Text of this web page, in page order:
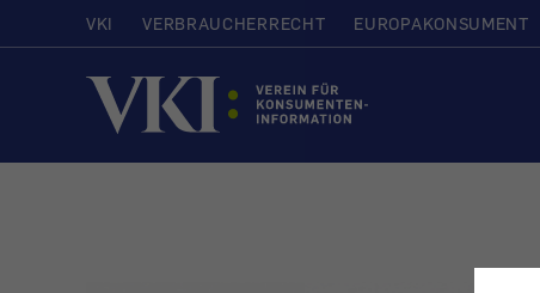
VKI VERBRAUCHERRECHT EUROPAKONSUMENT
Startseite